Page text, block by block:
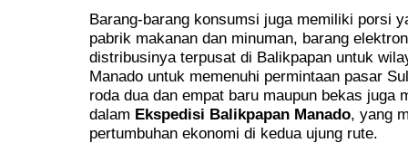
Barang-barang konsumsi juga memiliki porsi
pabrik makanan dan minuman, barang
distribusinya terpusat di Balikpapan untuk
Manado untuk memenuhi permintaan pasar
roda dua dan empat baru maupun bekas juga
dalam Ekspedisi Balikpapan Manado, yang
pertumbuhan ekonomi di kedua ujung rute.